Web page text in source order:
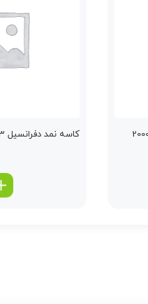
كاسه نمد دفرانسیل 3 سوزوکی ویتارا